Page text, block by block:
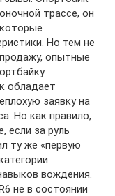
трассе, он
Но тем не
опытные
обладает
заявку на
Но как правило,
если за руль
ту же «первую
вождения.
не в состоянии